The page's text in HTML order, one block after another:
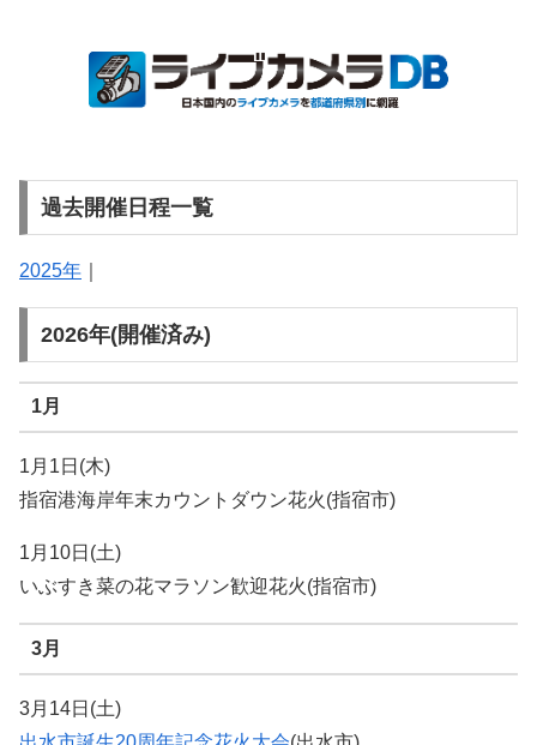
過去開催日程一覧
2025年
2026年(開催済み)
1月
1月1日(木)
指宿港海岸年末カウントダウン花火(指宿市)
1月10日(土)
いぶすき菜の花マラソン歓迎花火(指宿市)
3月
3月14日(土)